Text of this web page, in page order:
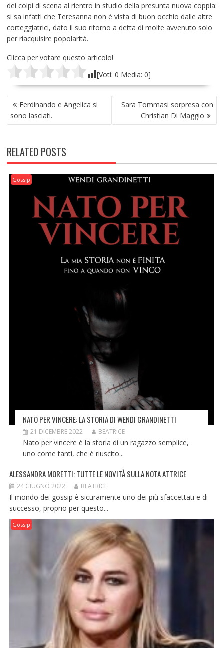
dei colpi di scena al rientro in studio della presunta nuova coppia:
si sa infatti che Teresanna non è vista di buon occhio dalle altre
corteggiatrici, dato il suo ritorno a detta di molte avvenuto solo
per riacquisire popolarità.
Clicca per votare questo articolo!
[Voti: 0 Media: 0]
NAVIGAZIONE
ARTICOLI
Ferdinando e Angelica si
sono lasciati.
Sara Tommasi sorpresa con
Christian Di Maggio
RELATED POSTS
Gossip
NATO PER VINCERE: LA STORIA DI WENDI GRANDINETTI
21 DICEMBRE 2022 BEATRICE
Nato per vincere è la storia di un ragazzo semplice,
uno come tanti, che è riuscito...
ALESSANDRA MORETTI: TUTTE LE NOVITÀ SULLA NOTA ATTRICE
24 GIUGNO 2022 BEATRICE
Il mondo dei gossip è sicuramente uno dei più sfaccettati e di
successo, proprio per questo...
Gossip